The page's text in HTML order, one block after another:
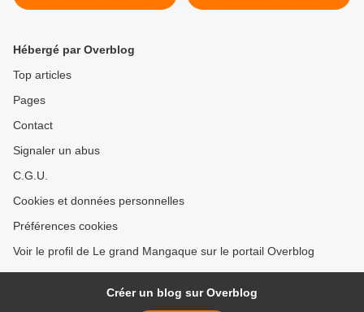
Hébergé par Overblog
Top articles
Pages
Contact
Signaler un abus
C.G.U.
Cookies et données personnelles
Préférences cookies
Voir le profil de Le grand Mangaque sur le portail Overblog
Créer un blog sur Overblog